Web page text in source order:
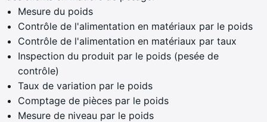
Mesure du poids
Contrôle de l'alimentation en matériaux par le poids
Contrôle de l'alimentation en matériaux par taux
Inspection du produit par le poids (pesée de
contrôle)
Taux de variation par le poids
Comptage de pièces par le poids
Mesure de niveau par le poids